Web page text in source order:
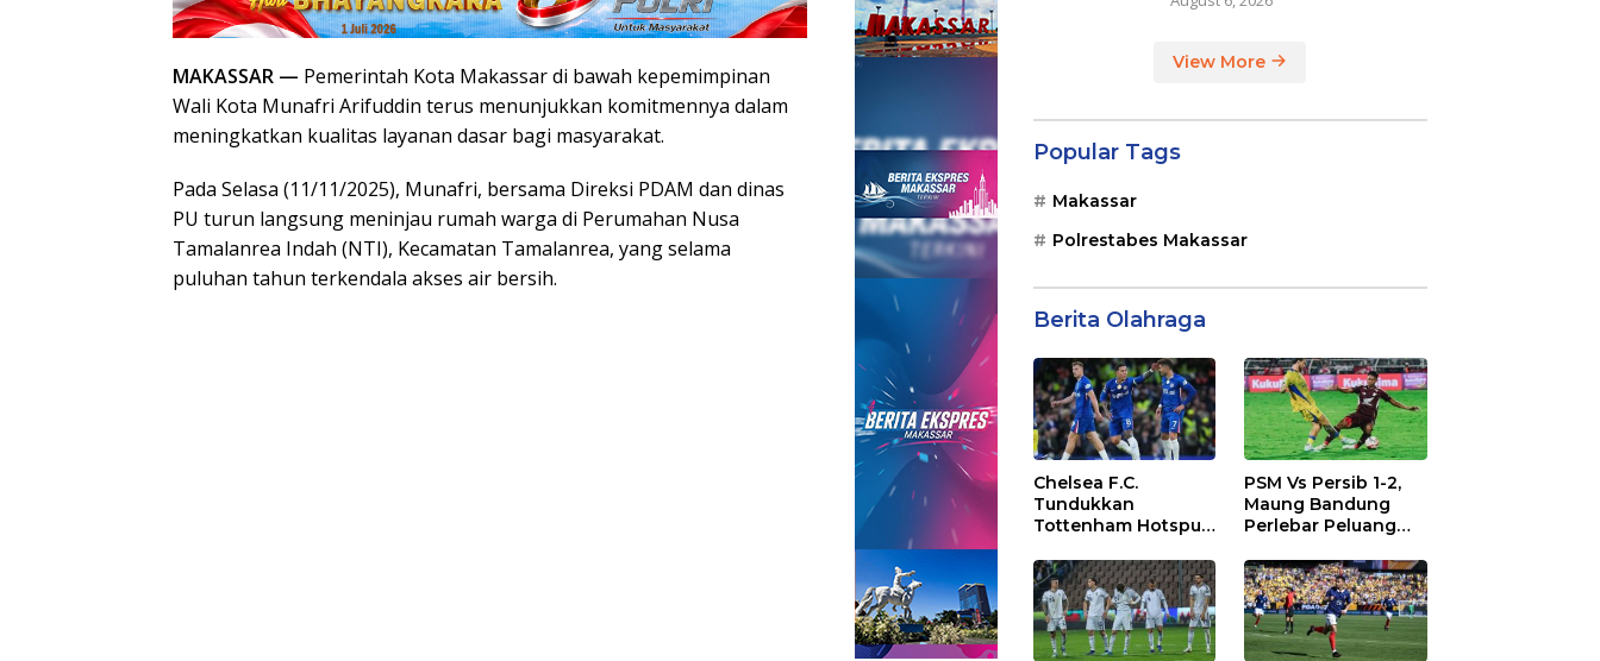
MAKASSAR — Pemerintah Kota Makassar di bawah kepemimpinan
Wali Kota Munafri Arifuddin terus menunjukkan komitmennya dalam
meningkatkan kualitas layanan dasar bagi masyarakat.
Pada Selasa (11/11/2025), Munafri, bersama Direksi PDAM dan dinas
PU turun langsung meninjau rumah warga di Perumahan Nusa
Tamalanrea Indah (NTI), Kecamatan Tamalanrea, yang selama
puluhan tahun terkendala akses air bersih.
View More
Popular Tags
Makassar
Polrestabes Makassar
Berita Olahraga
Chelsea F.C.
Tundukkan
Tottenham Hotspur
Bridge
PSM Vs Persib 1-2,
Maung Bandung
Perlebar Peluang
League